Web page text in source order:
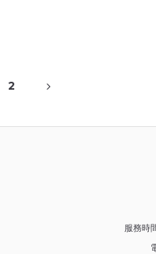
2
服務時